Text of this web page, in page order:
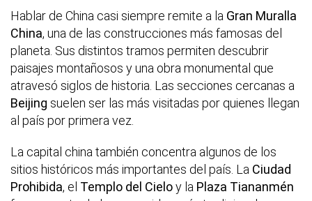
Hablar de China casi siempre remite a la Gran Muralla
China, una de las construcciones más famosas del
planeta. Sus distintos tramos permiten descubrir
paisajes montañosos y una obra monumental que
atravesó siglos de historia. Las secciones cercanas a
Beijing suelen ser las más visitadas por quienes llegan
al país por primera vez.
La capital china también concentra algunos de los
sitios históricos más importantes del país. La Ciudad
Prohibida, el Templo del Cieloy la Plaza Tiananmén